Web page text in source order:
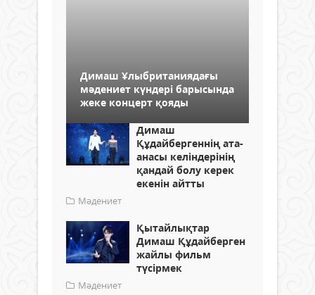
Димаш Ұлыбританиядағы
мәдениет күндері барысында
жеке концерт қояды
Димаш
Құдайбергеннің ата-
анасы келіндерінің
қандай болу керек
екенін айтты
Мәдениет
Қытайлықтар
Димаш Құдайберген
жайлы фильм
түсірмек
Мәдениет